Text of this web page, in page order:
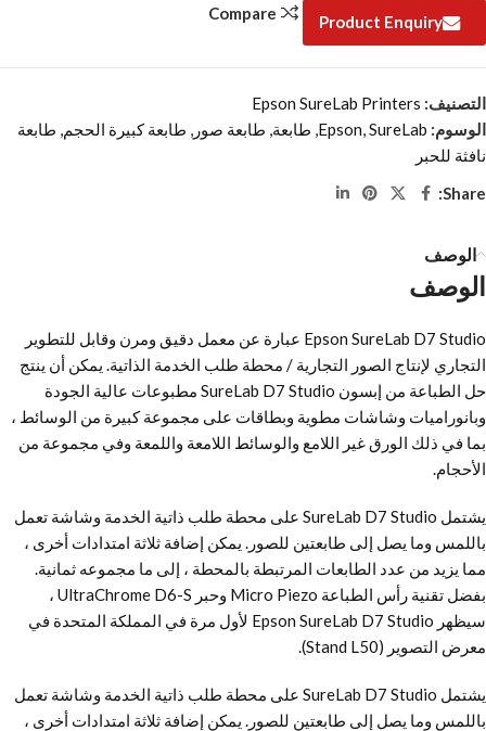
Product Enquiry
Compare
التصنيف: Epson SureLab Printers
الوسوم:
Epson SureLab طابعة طابعة صور طابعة كبيرة الحجم طابعة
نافثة للحبر
Share:
الوصف
الوصف
Epson SureLab D7 Studio عبارة عن معمل دقيق ومرن وقابل للتطوير
التجاري لإنتاج الصور التجارية / محطة طلب الخدمة الذاتية. يمكن أن ينتج
حل الطباعة من إبسون SureLab D7 Studio مطبوعات عالية الجودة
وبانوراميات وشاشات مطوية وبطاقات على مجموعة كبيرة من الوسائط ،
بما في ذلك الورق غير اللامع والوسائط اللامعة واللمعة وفي مجموعة من
الأحجام.
يشتمل SureLab D7 Studio على محطة طلب ذاتية الخدمة وشاشة تعمل
باللمس وما يصل إلى طابعتين للصور. يمكن إضافة ثلاثة امتدادات أخرى ،
مما يزيد من عدد الطابعات المرتبطة بالمحطة ، إلى ما مجموعه ثمانية.
بفضل تقنية رأس الطباعة Micro Piezo وحبر UltraChrome D6-S ،
سيظهر Epson SureLab D7 Studio لأول مرة في المملكة المتحدة في
معرض التصوير (Stand L50).
يشتمل SureLab D7 Studio على محطة طلب ذاتية الخدمة وشاشة تعمل
باللمس وما يصل إلى طابعتين للصور. يمكن إضافة ثلاثة امتدادات أخرى ،